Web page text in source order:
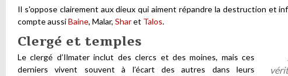
Il s'oppose clairement aux dieux qui aiment répandre la destruction et
compte aussiBaine, Malar, Sharet Talos.
Clergé et temples
Le clergé d’Ilmater inclut des clercs et des moines, mais ces
derniers vivent souvent à l’écart des autres dans leurs